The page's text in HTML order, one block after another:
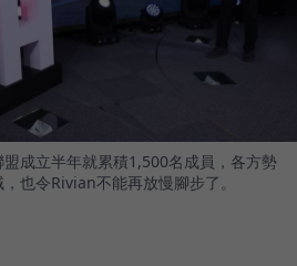
成立半年就累積1,500名成員，各方勢
也令Rivian不能再放慢腳步了。